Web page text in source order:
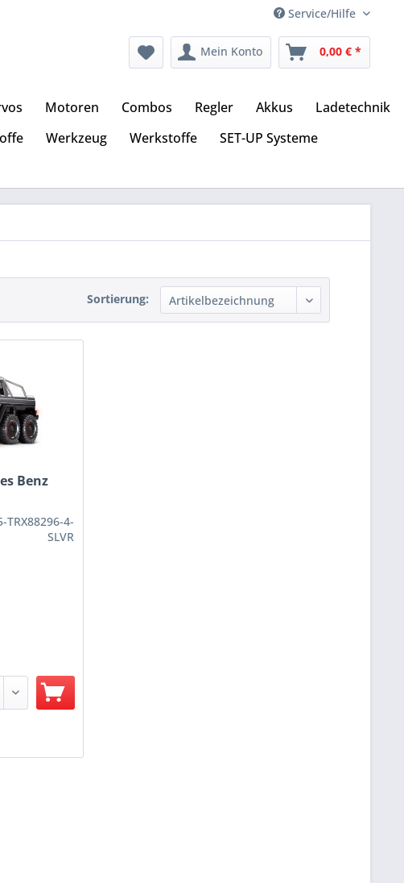
Service/Hilfe
Mein Konto 0,00 € *
Motoren Combos Regler Akkus
Ladetechnik
Werkzeug Werkstoffe
SET-UP Systeme
Sortierung:
Benz
TRX88296-4-
SLVR